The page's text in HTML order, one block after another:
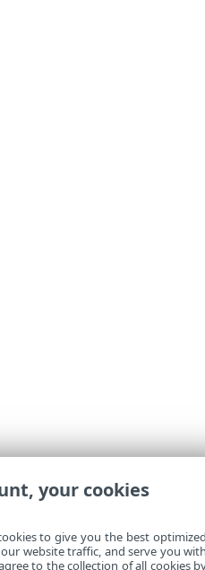
your cookies
to give you the best
website traffic, and serve you
to the collection of all cookies